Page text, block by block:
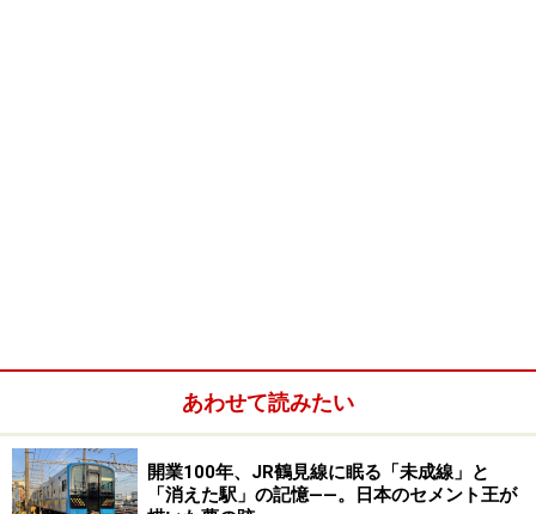
あわせて読みたい
開業100年、JR鶴見線に眠る「未成線」と
「消えた駅」の記憶――。日本のセメント王が